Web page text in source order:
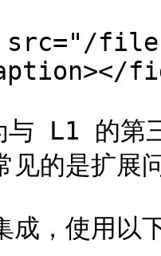
files/
与 L1 的第
见的是扩展
成，使用以